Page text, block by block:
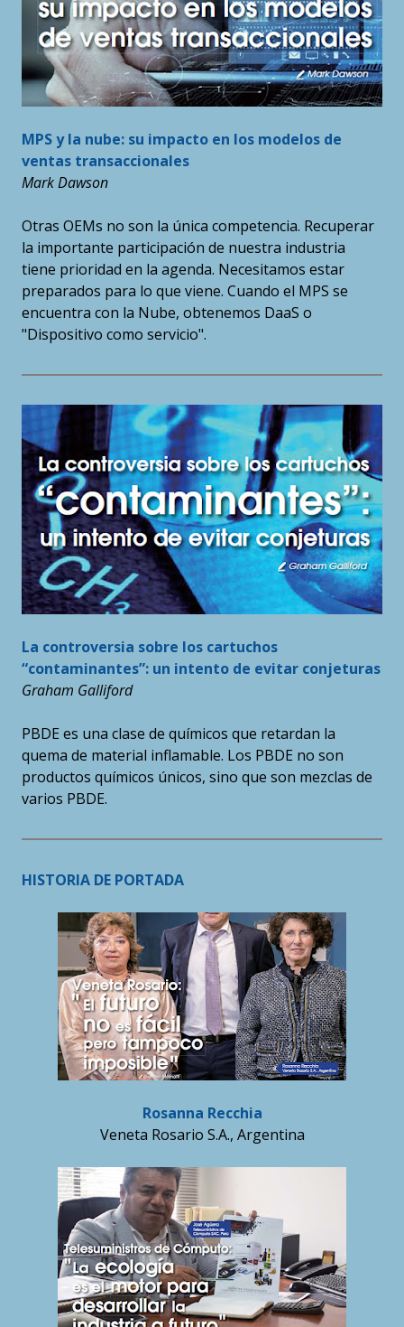
MPS y la nube: su impacto en los modelos de
ventas transaccionales
Mark Dawson
Otras OEMs no son la única competencia. Recuperar
la importante participación de nuestra industria
tiene prioridad en la agenda. Necesitamos estar
preparados para lo que viene. Cuando el MPS se
encuentra con la Nube, obtenemos DaaS o
"Dispositivo como servicio".
La controversia sobre los cartuchos
“contaminantes”: un intento de evitar conjeturas
Graham Galliford
PBDE es una clase de químicos que retardan la
quema de material inflamable. Los PBDE no son
productos químicos únicos, sino que son mezclas de
varios PBDE.
HISTORIA DE PORTADA
Rosanna Recchia
Veneta Rosario S.A., Argentina